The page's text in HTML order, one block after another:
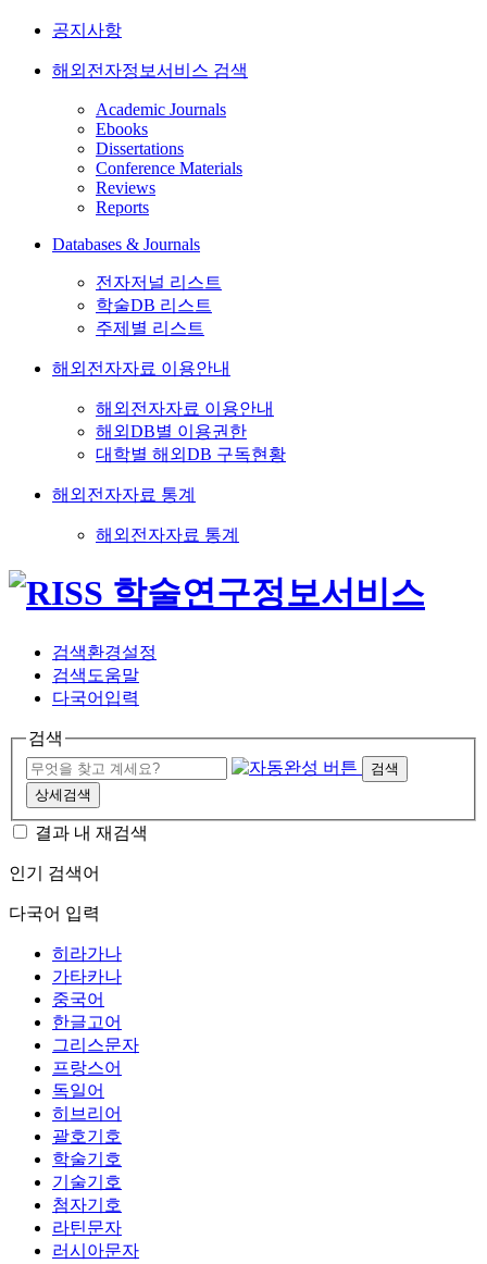
공지사항
해외전자정보서비스 검색
Academic Journals
Ebooks
Dissertations
Conference Materials
Reviews
Reports
Databases & Journals
전자저널 리스트
학술DB 리스트
주제별 리스트
해외전자자료 이용안내
해외전자자료 이용안내
해외DB별 이용권한
대학별 해외DB 구독현황
해외전자자료 통계
해외전자자료 통계
검색환경설정
검색도움말
다국어입력
검색
검색
상세검색
결과 내 재검색
인기 검색어
다국어 입력
히라가나
가타카나
중국어
한글고어
그리스문자
프랑스어
독일어
히브리어
괄호기호
학술기호
기술기호
첨자기호
라틴문자
러시아문자